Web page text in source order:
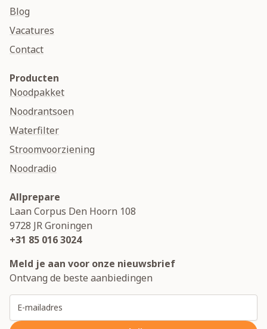
Blog
Vacatures
Contact
Producten
Noodpakket
Noodrantsoen
Waterfilter
Stroomvoorziening
Noodradio
Allprepare
Laan Corpus Den Hoorn 108
9728 JRGroningen
+31 85 016 3024
Meld je aan voor onze nieuwsbrief
Ontvang de beste aanbiedingen